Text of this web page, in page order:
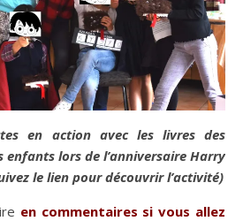
en action avec les livres des
enfants lors de l’anniversaire Harry
le lien pour découvrir l’activité)
en commentaires si vous allez